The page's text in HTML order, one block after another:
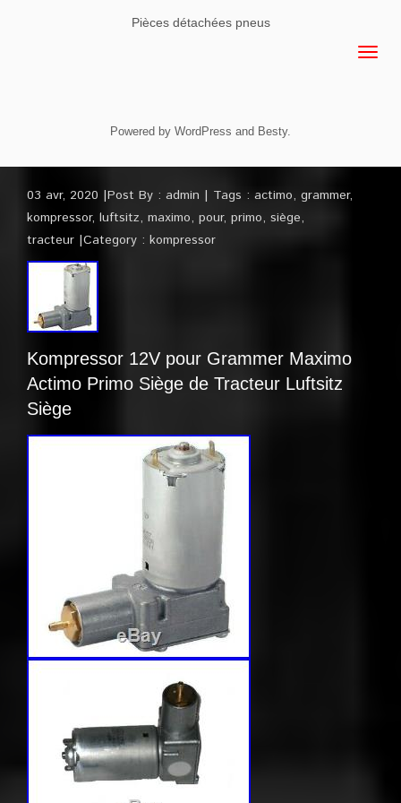
Pièces détachées pneus
Powered by WordPress and Besty.
03 avr, 2020 Post By : admin Tags : actimo, grammer,
kompressor, luftsitz, maximo, pour, primo, siège,
tracteur Category : kompressor
Kompressor 12V pour Grammer Maximo
Actimo Primo Siège de Tracteur Luftsitz
Siège